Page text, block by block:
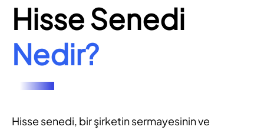
Hisse Senedi
Nedir?
Hisse senedi, bir şirketin sermayesinin ve